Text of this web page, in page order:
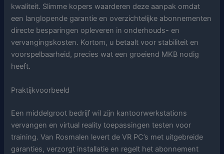
kwaliteit. Slimme kopers waarderen deze aanpak omdat
een langlopende garantie en overzichtelijke abonnementen
directe besparingen opleveren in onderhouds- en
vervangingskosten. Kortom, u betaalt voor stabiliteit en
voorspelbaarheid, precies wat een groeiend MKB nodig
heeft.
Praktijkvoorbeeld
Een middelgroot bedrijf wil zijn kantoorwerkstations
vervangen en virtual reality toepassingen testen voor
training. Van Rosmalen levert de VR PC’s met uitgebreide
garanties, verzorgt installatie en regelt het abonnement